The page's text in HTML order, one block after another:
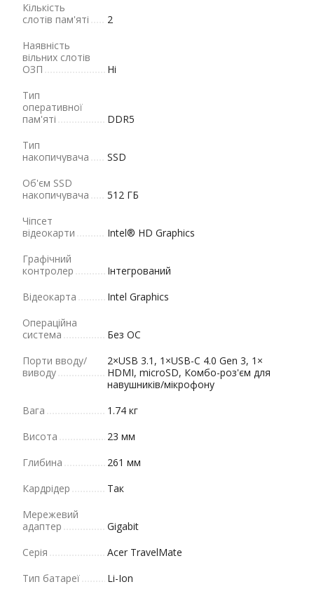
Кількість
слотів пам'яті
2
Наявність
вільних слотів
ОЗП
Ні
Тип
оперативної
пам'яті
DDR5
Тип
накопичувача
SSD
Об'єм SSD
накопичувача
512 ГБ
Чіпсет
відеокарти
Intel® HD Graphics
Графічний
контролер
Інтегрований
Відеокарта
Intel Graphics
Операційна
система
Без ОС
Порти вводу/
виводу
2×USB 3.1, 1×USB-C 4.0 Gen 3, 1×
HDMI, microSD, Комбо-роз'єм для
навушників/мікрофону
Вага
1.74 кг
Висота
23 мм
Глибина
261 мм
Кардрідер
Так
Мережевий
адаптер
Gigabit
Серія
Acer TravelMate
Тип батареї
Li-Ion